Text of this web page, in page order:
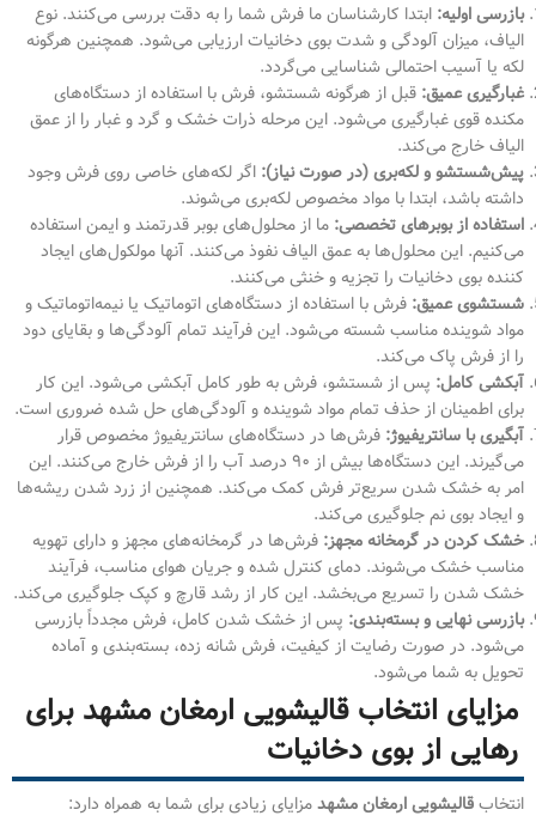
بازرسی اولیه: ابتدا کارشناسان ما فرش شما را به دقت بررسی می‌کنند. نوع
الیاف، میزان آلودگی و شدت بوی دخانیات ارزیابی می‌شود. همچنین هرگونه
لکه یا آسیب احتمالی شناسایی می‌گردد.
غبارگیری عمیق: قبل از هرگونه شستشو، فرش با استفاده از دستگاه‌های
مکنده قوی غبارگیری می‌شود. این مرحله ذرات خشک و گرد و غبار را از عمق
الیاف خارج می‌کند.
پیش‌شستشو و لکه‌بری (در صورت نیاز): اگر لکه‌های خاصی روی فرش وجود
داشته باشد، ابتدا با مواد مخصوص لکه‌بری می‌شوند.
استفاده از بوبرهای تخصصی: ما از محلول‌های بوبر قدرتمند و ایمن استفاده
می‌کنیم. این محلول‌ها به عمق الیاف نفوذ می‌کنند. آنها مولکول‌های ایجاد
کننده بوی دخانیات را تجزیه و خنثی می‌کنند.
شستشوی عمیق: فرش با استفاده از دستگاه‌های اتوماتیک یا نیمه‌اتوماتیک و
مواد شوینده مناسب شسته می‌شود. این فرآیند تمام آلودگی‌ها و بقایای دود
را از فرش پاک می‌کند.
آبکشی کامل: پس از شستشو، فرش به طور کامل آبکشی می‌شود. این کار
برای اطمینان از حذف تمام مواد شوینده و آلودگی‌های حل شده ضروری است.
آبگیری با سانتریفیوژ: فرش‌ها در دستگاه‌های سانتریفیوژ مخصوص قرار
می‌گیرند. این دستگاه‌ها بیش از ۹۰ درصد آب را از فرش خارج می‌کنند. این
امر به خشک شدن سریع‌تر فرش کمک می‌کند. همچنین از زرد شدن ریشه‌ها
و ایجاد بوی نم جلوگیری می‌کند.
خشک کردن در گرمخانه مجهز: فرش‌ها در گرمخانه‌های مجهز و دارای تهویه
مناسب خشک می‌شوند. دمای کنترل شده و جریان هوای مناسب، فرآیند
خشک شدن را تسریع می‌بخشد. این کار از رشد قارچ و کپک جلوگیری می‌کند.
بازرسی نهایی و بسته‌بندی: پس از خشک شدن کامل، فرش مجدداً بازرسی
می‌شود. در صورت رضایت از کیفیت، فرش شانه زده، بسته‌بندی و آماده
تحویل به شما می‌شود.
مزایای انتخاب قالیشویی ارمغان مشهد برای
رهایی از بوی دخانیات
انتخابقالیشویی ارمغان مشهدمزایای زیادی برای شما به همراه دارد: